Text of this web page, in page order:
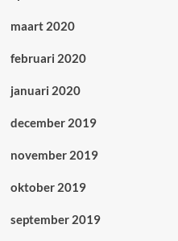
maart 2020
februari 2020
januari 2020
december 2019
november 2019
oktober 2019
september 2019